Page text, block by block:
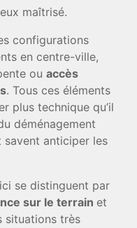
maîtrisé.
configurations
en centre-ville,
ouaccès
. Tous ces éléments
plus technique qu’il
déménagement
savent anticiper les
se distinguent par
sur le terrain et
situations très